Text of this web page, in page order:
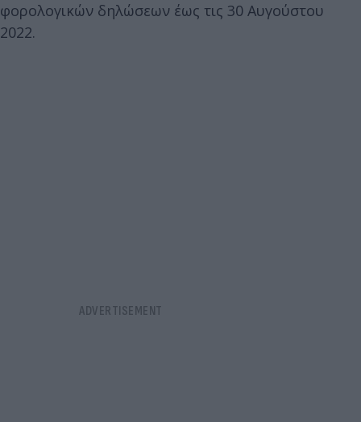
φορολογικών δηλώσεων έως τις 30 Αυγούστου
2022.